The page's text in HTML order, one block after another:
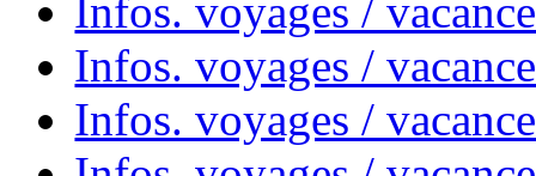
Infos. voyages /
Infos. voyages /
Infos. voyages /